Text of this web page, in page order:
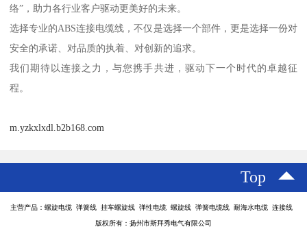
络”，助力各行业客户驱动更美好的未来。
选择专业的ABS连接电缆线，不仅是选择一个部件，更是选择一份对
安全的承诺、对品质的执着、对创新的追求。
我们期待以连接之力，与您携手共进，驱动下一个时代的卓越征
程。
m.yzkxlxdl.b2b168.com
Top
主营产品：螺旋电缆 弹簧线 挂车螺旋线 弹性电缆 螺旋线 弹簧电缆线 耐海水电缆 连接线
版权所有：扬州市斯拜秀电气有限公司